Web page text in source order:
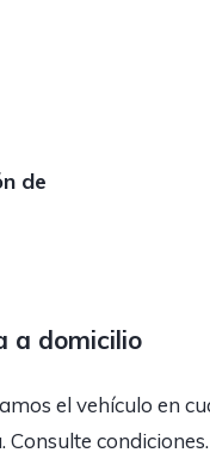
de
a domicilio
el vehículo en
Consulte condiciones.